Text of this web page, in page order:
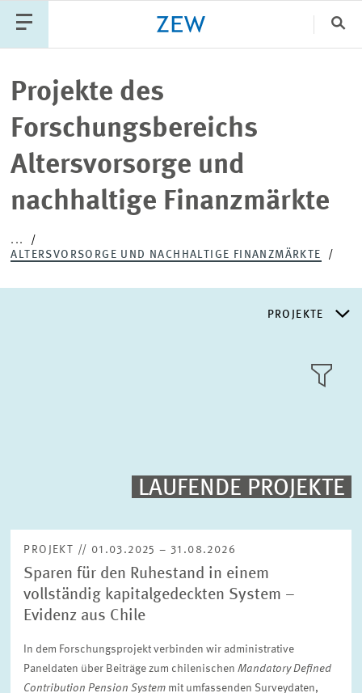
VERANSTALTUNGEN AKTUELLES
Projekte des
Forschungsbereichs
Altersvorsorge und
nachhaltige Finanzmärkte
...
ALTERSVORSORGE UND NACHHALTIGE FINANZMÄRKTE
PROJEKTE
FORSCHUNGSSCHWERPUNKTE
PROJEKTE
TEAM & KONTAKT
KACHEL
Sortierung
Nach Projektbeginn absteigend
Status
Bitte wählen Sie einen Status
LAUFENDE PROJEKTE
PROJEKT // 01.03.2025 – 31.08.2026
Sparen für den Ruhestand in einem
vollständig kapitalgedeckten System –
Evidenz aus Chile
In dem Forschungsprojekt verbinden wir administrative
Paneldaten über Beiträge zum chilenischenMandatory Defined
Contribution Pension System mit umfassenden Surveydaten,